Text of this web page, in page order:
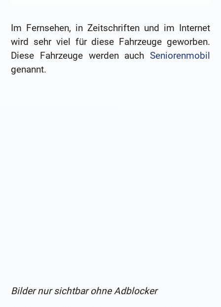
Im Fernsehen, in Zeitschriften und im Internet
wird sehr viel für diese Fahrzeuge geworben.
Diese Fahrzeuge werden auch Seniorenmobil
genannt.
Bilder nur sichtbar ohne Adblocker